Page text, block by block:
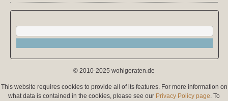
© 2010-2025 wohlgeraten.de
This website requires cookies to provide all of its features. For more information on
what data is contained in the cookies, please see our Privacy Policy page. To